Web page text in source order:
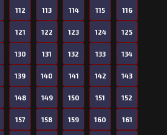
112 113 114 115 116
121 122 123 124 125
130 131 132 133 134
139 140 141 142 143
148 149 150 151 152
157 158 159 160 161